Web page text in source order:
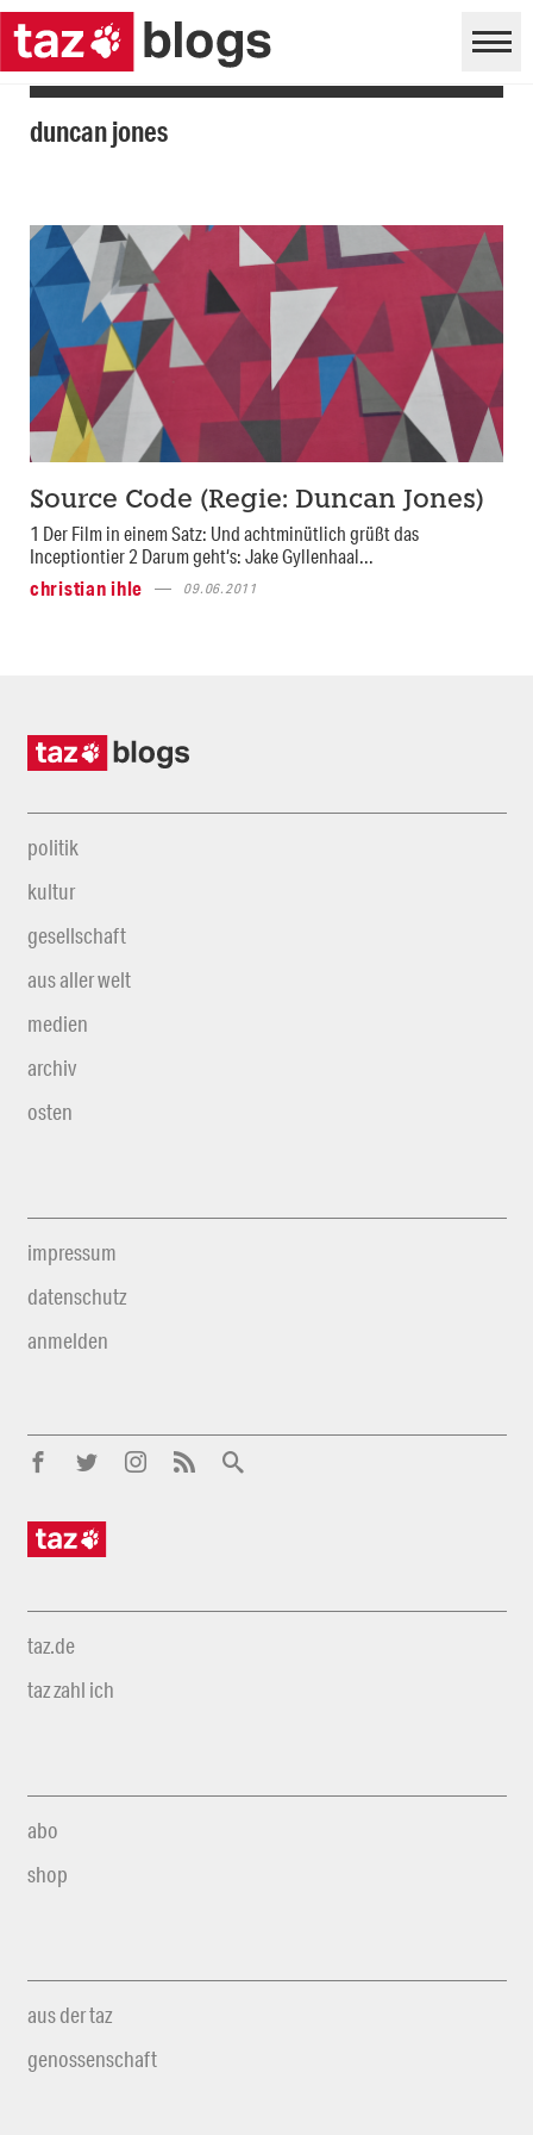
duncan jones
Source Code (Regie: Duncan Jones)
1 Der Film in einem Satz: Und achtminütlich grüßt das
Inceptiontier 2 Darum geht‘s: Jake Gyllenhaal...
christian ihle
09.06.2011
politik
kultur
gesellschaft
aus aller welt
medien
archiv
osten
impressum
datenschutz
anmelden
taz.de
taz zahl ich
abo
shop
aus der taz
genossenschaft